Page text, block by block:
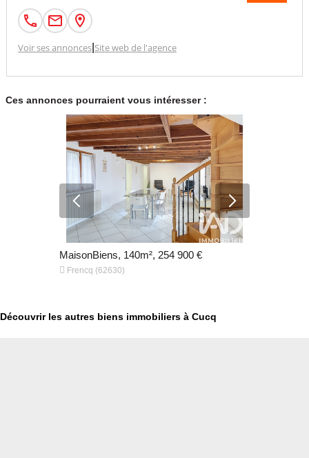
Voir ses annonces| Site web de l'agence
Ces annonces pourraient vous intéresser :
MaisonBiens, 140m², 254 900 €
 Frencq (62630)
Découvrir les autres biens immobiliers à Cucq